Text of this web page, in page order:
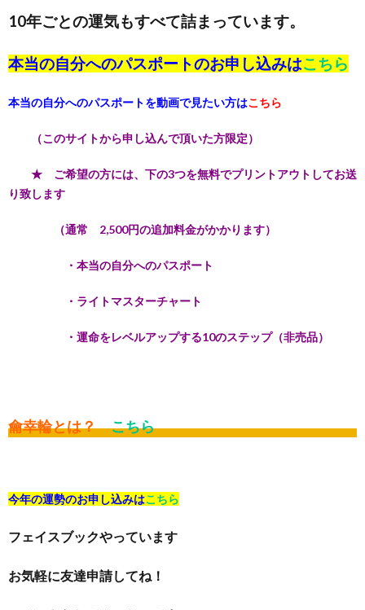
10年ごとの運気もすべて詰まっています。
本当の自分へのパスポートのお申し込みはこちら
本当の自分へのパスポートを動画で見たい方はこちら
（このサイトから申し込んで頂いた方限定）
★ ご希望の方には、下の3つを無料でプリントアウトしてお送
り致します
（通常 2,500円の追加料金がかかります）
・本当の自分へのパスポート
・ライトマスターチャート
・運命をレベルアップする10のステップ（非売品）
龠幸輪とは？ こちら
今年の運勢のお申し込みはこちら
フェイスブックやっています
お気軽に友達申請してね！